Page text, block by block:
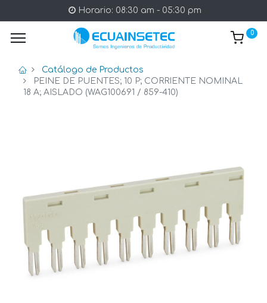
Horario: 08:30 am - 05:30 pm
0
Catálogo de Productos
PEINE DE PUENTES; 10 P; CORRIENTE NOMINAL
18 A; AISLADO (WAG100691 / 859-410)